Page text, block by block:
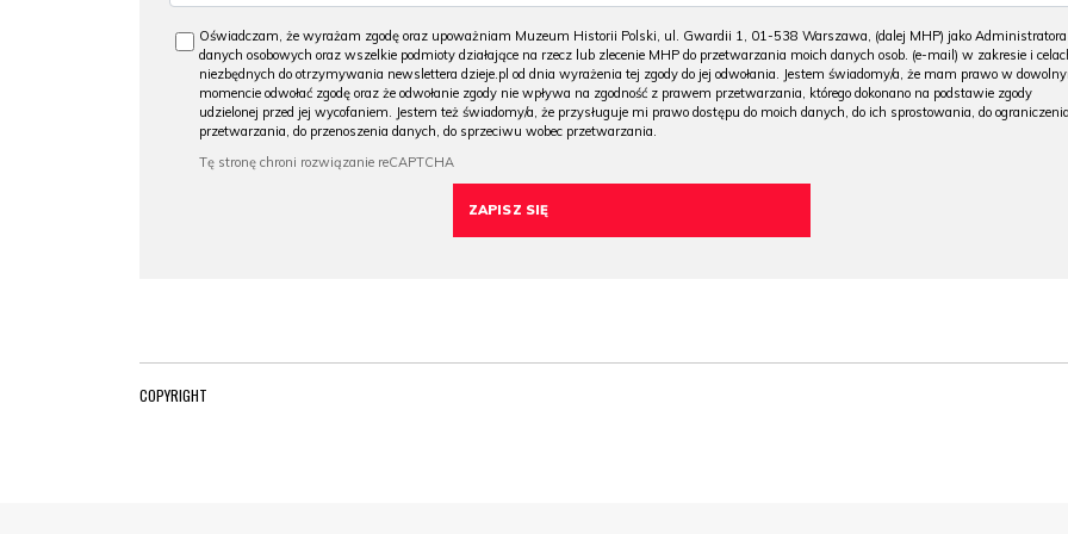
Oświadczam, że wyrażam zgodę oraz upoważniam Muzeum Historii Polski, ul. Gwardii 1, 01-538 Warszawa, (dalej MHP) jako Administratora
danych osobowych oraz wszelkie podmioty działające na rzecz lub zlecenie MHP do przetwarzania moich danych osob. (e-mail) w zakresie i
niezbędnych do otrzymywania newslettera dzieje.pl od dnia wyrażenia tej zgody do jej odwołania. Jestem świadomy/a, że mam prawo w
momencie odwołać zgodę oraz że odwołanie zgody nie wpływa na zgodność z prawem przetwarzania, którego dokonano na podstawie zgody
udzielonej przed jej wycofaniem. Jestem też świadomy/a, że przysługuje mi prawo dostępu do moich danych, do ich sprostowania, do ograniczenia
przetwarzania, do przenoszenia danych, do sprzeciwu wobec przetwarzania.
COPYRIGHT